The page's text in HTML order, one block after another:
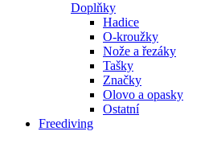
Doplňky
Hadice
O-kroužky
Nože a řezáky
Tašky
Značky
Olovo a opasky
Ostatní
Freediving